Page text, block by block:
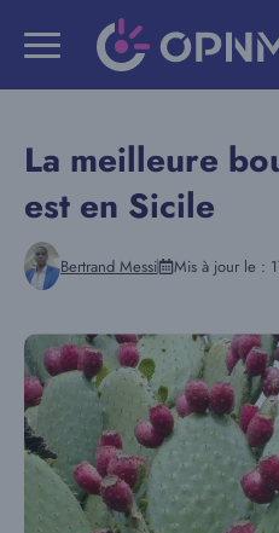
La meilleure
est en Sicile
Bertrand Messi Mis à jour le :